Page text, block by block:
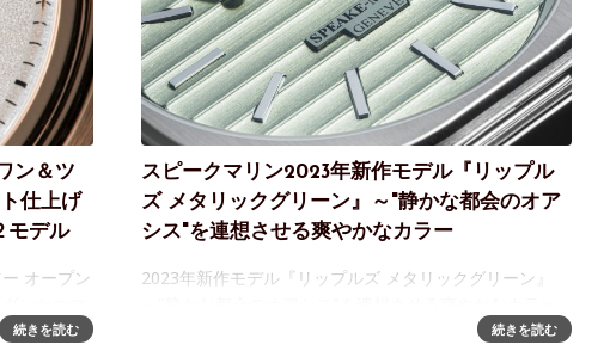
ン＆ツ
仕上げ
モデル
オープン
2023年の
続きを読む
スピークマリン2023年新作モデル『リップル
ズ メタリックグリーン』～"静かな都会のオア
シス"を連想させる爽やかなカラー
2023年新作モデル『リップルズ メタリックグリーン』
「スピークマリン」は、ブランド初のSS製ブレスレット
続きを読む